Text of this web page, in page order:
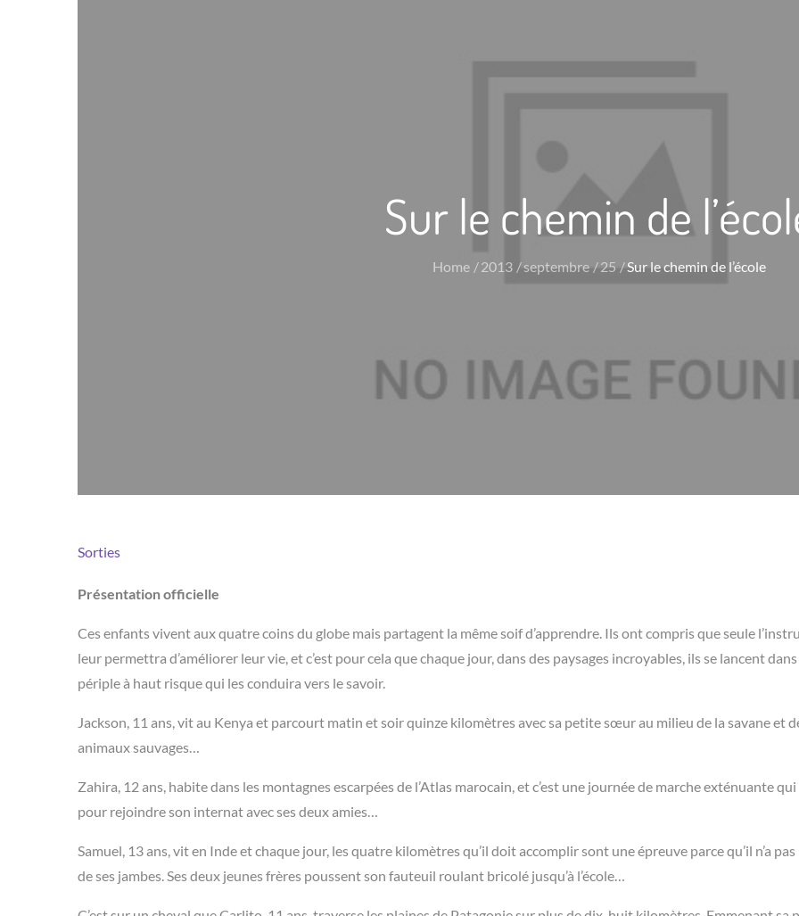
Sur le chemin de
Home 2013 septembre 25 Sur le chemin de l’école
Sorties
Présentation officielle
Ces enfants vivent aux quatre coins du globe mais partagent la même soif d’apprendre. Ils ont compris que seule
leur permettra d’améliorer leur vie, et c’est pour cela que chaque jour, dans des paysages incroyables, ils se lancent
périple à haut risque qui les conduira vers le savoir.
Jackson, 11 ans, vit au Kenya et parcourt matin et soir quinze kilomètres avec sa petite sœur au milieu de la savane et
animaux sauvages…
Zahira, 12 ans, habite dans les montagnes escarpées de l’Atlas marocain, et c’est une journée de marche exténuante qui
pour rejoindre son internat avec ses deux amies…
Samuel, 13 ans, vit en Inde et chaque jour, les quatre kilomètres qu’il doit accomplir sont une épreuve parce qu’il n’a pas
de ses jambes. Ses deux jeunes frères poussent son fauteuil roulant bricolé jusqu’à l’école…